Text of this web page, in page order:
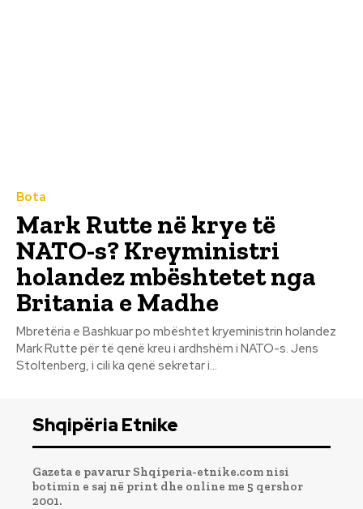
Bota
Mark Rutte në krye të
NATO-s? Kreyministri
holandez mbështetet nga
Britania e Madhe
Mbretëria e Bashkuar po mbështet kryeministrin holandez
Mark Rutte për të qenë kreu i ardhshëm i NATO-s. Jens
Stoltenberg, i cili ka qenë sekretar i...
Shqipëria Etnike
Gazeta e pavarur Shqiperia-etnike.com nisi
botimin e saj në print dhe online me 5 qershor
2001.